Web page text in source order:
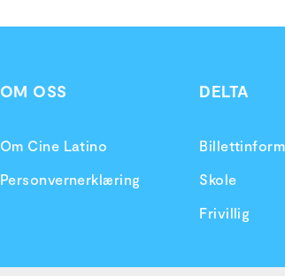
OM OSS
Om Cine Latino
Personvernerklæring
DELTA
Skole
Frivillig